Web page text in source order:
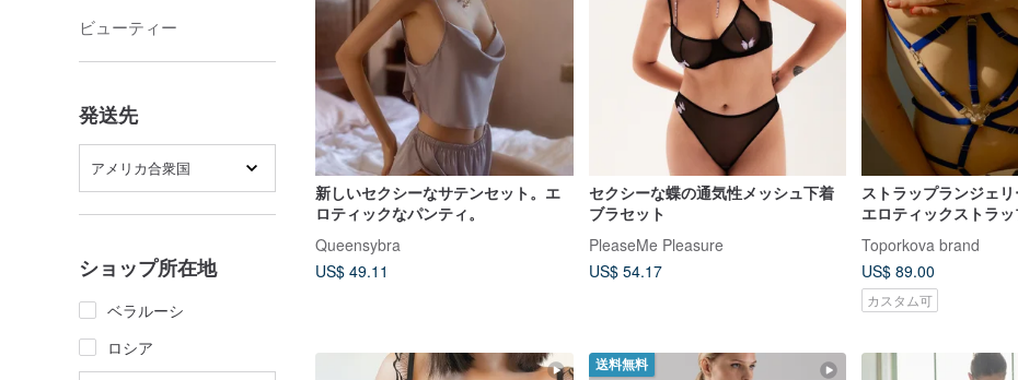
ビューティー
発送先
アメリカ合衆国
ショップ所在地
ベラルーシ
ロシア
新しいセクシーなサテンセット。エ
ロティックなパンティ。
Queensybra
US$ 49.11
セクシーな蝶の通気性メッシュ下着
ブラセット
PleaseMe Pleasure
US$ 54.17
ストラップランジェ
エロティックストラ
ー
Toporkova brand
US$ 89.00
カスタム可
送料無料